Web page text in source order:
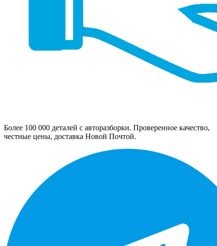
Более 100 000 деталей с авторазборки. Проверенное качество,
честные цены, доставка Новой Почтой.